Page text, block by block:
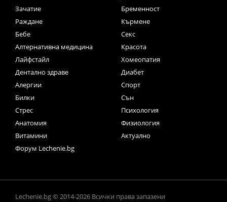
Зачатие
Бременност
Раждане
Кърмене
Бебе
Секс
Алтернативна медицина
Красота
Лайфстайл
Хомеопатия
Дентално здраве
Диабет
Алергии
Спорт
Билки
Сън
Стрес
Психология
Анатомия
Физиология
Витамини
Актуално
Форум Lechenie.bg
Lechenie.bg © 2014-2026 Всички права запазени